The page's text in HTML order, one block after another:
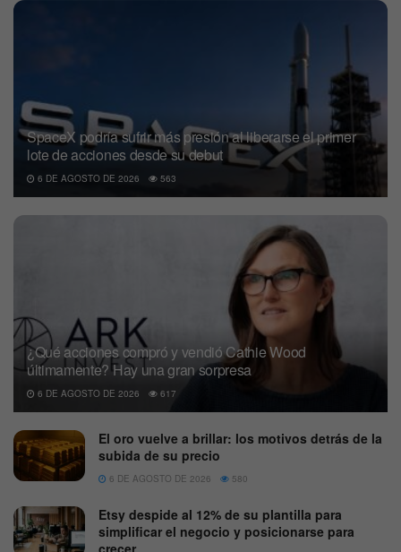
SpaceX podría sufrir más presión al liberarse el primer
lote de acciones desde su debut
6 DE AGOSTO DE 2026 563
¿Qué acciones compró y vendió Cathie Wood
últimamente? Hay una gran sorpresa
6 DE AGOSTO DE 2026 617
El oro vuelve a brillar: los motivos detrás de la
subida de su precio
6 DE AGOSTO DE 2026 580
Etsy despide al 12% de su plantilla para
simplificar el negocio y posicionarse para
crecer